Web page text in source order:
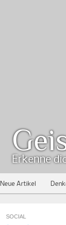
Neue Artikel
Erkenne
SOCIAL